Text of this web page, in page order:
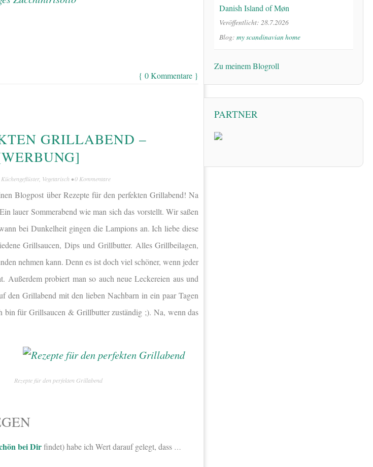
{ 0 Kommentare }
GRILLABEND –
Küchengeflüster, Vegetarisch •0 Kommentare
Blogpost über Rezepte für den perfekten Grillabend! Na
lauer Sommerabend wie man sich das vorstellt. Wir saßen
bei Dunkelheit gingen die Lampions an. Ich liebe diese
Grillsaucen, Dips und Grillbutter. Alles Grillbeilagen,
nehmen kann. Denn es ist doch viel schöner, wenn jeder
probiert man so auch neue Leckereien aus und
den Grillabend mit den lieben Nachbarn in ein paar Tagen
bin für Grillsaucen & Grillbutter zuständig ;). Na, wenn das
Rezepte für den perfekten Grillabend
bei Dirfindet) habe ich Wert darauf gelegt, dass …
Danish Island of Møn
Veröffentlicht: 28.7.2026
Blog: my scandinavian home
Zu meinem Blogroll
PARTNER